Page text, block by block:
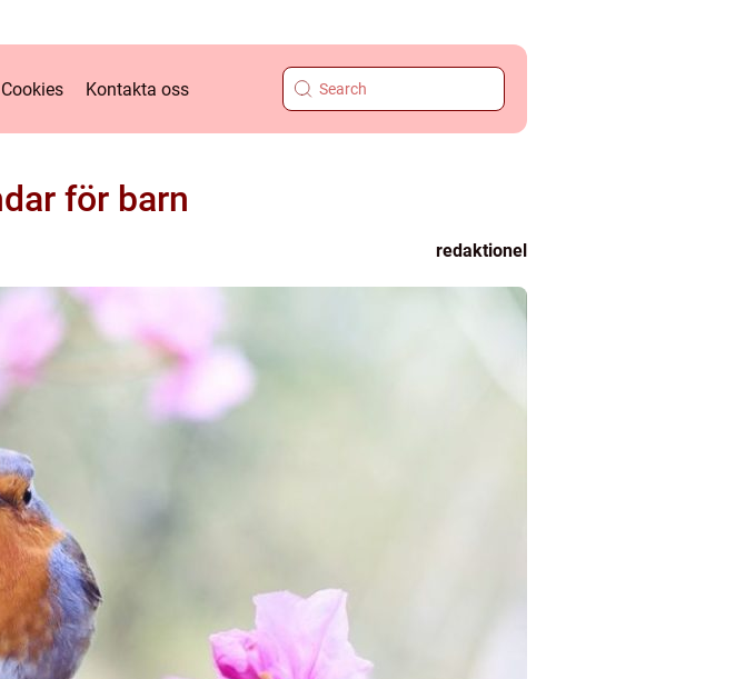
Cookies Kontakta oss
för barn
redaktionel